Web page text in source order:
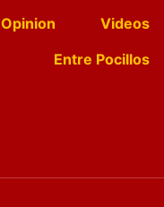
Opinion
Videos
Entre Pocillos